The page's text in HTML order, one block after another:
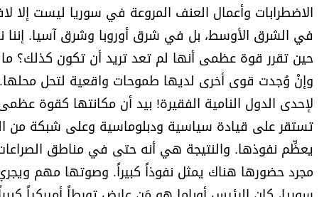
الأحوال الجوية
الاضطرابات وأعمال العنف المروعة في سوريا ليست
في الشرق الأوسط، بل في شرق أوروبا وشرق آسيا. إننا
حين تقرر قوة عظمى أنها لم تعد تريد أن تكون كذلك؟ ما
وإنْ وُجدت قوى أخرى لديها طموحات واقعية لتحل محلها.
لإحدى الدول النامية الفقيرة! بيد أن مكانتها كقوة
تستقر على قيادة سياسية ودبلوماسية وعلى شبكة من
يعظِّم نفوذها. والنتيجة هي أنه حتى في مناطق
مجرد حضورها هناك يمثل نفوذاً كبيراً. وصوتها مهم ويجري